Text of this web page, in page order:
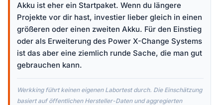
Akku ist eher ein Startpaket. Wenn du längere
Projekte vor dir hast, investier lieber gleich in einen
größeren oder einen zweiten Akku. Für den Einstieg
oder als Erweiterung des Power X-Change Systems
ist das aber eine ziemlich runde Sache, die man gut
gebrauchen kann.
Werkking führt keinen eigenen Labortest durch. Die Einschätzung
basiert auf öffentlichen Hersteller-Daten und aggregierten